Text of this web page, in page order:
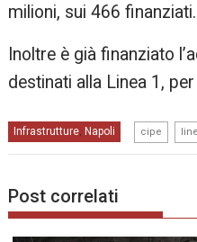
milioni, sui 466 finanziati.
Inoltre è già finanziato
destinati alla Linea 1,
Infrastrutture, Napoli cipe
Post correlati